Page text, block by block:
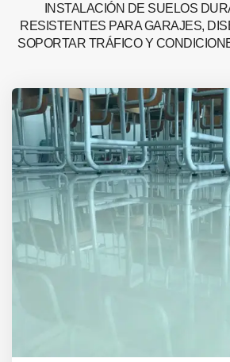
INSTALACIÓN DE SUELOS
RESISTENTES PARA GARAJES,
SOPORTAR TRÁFICO Y